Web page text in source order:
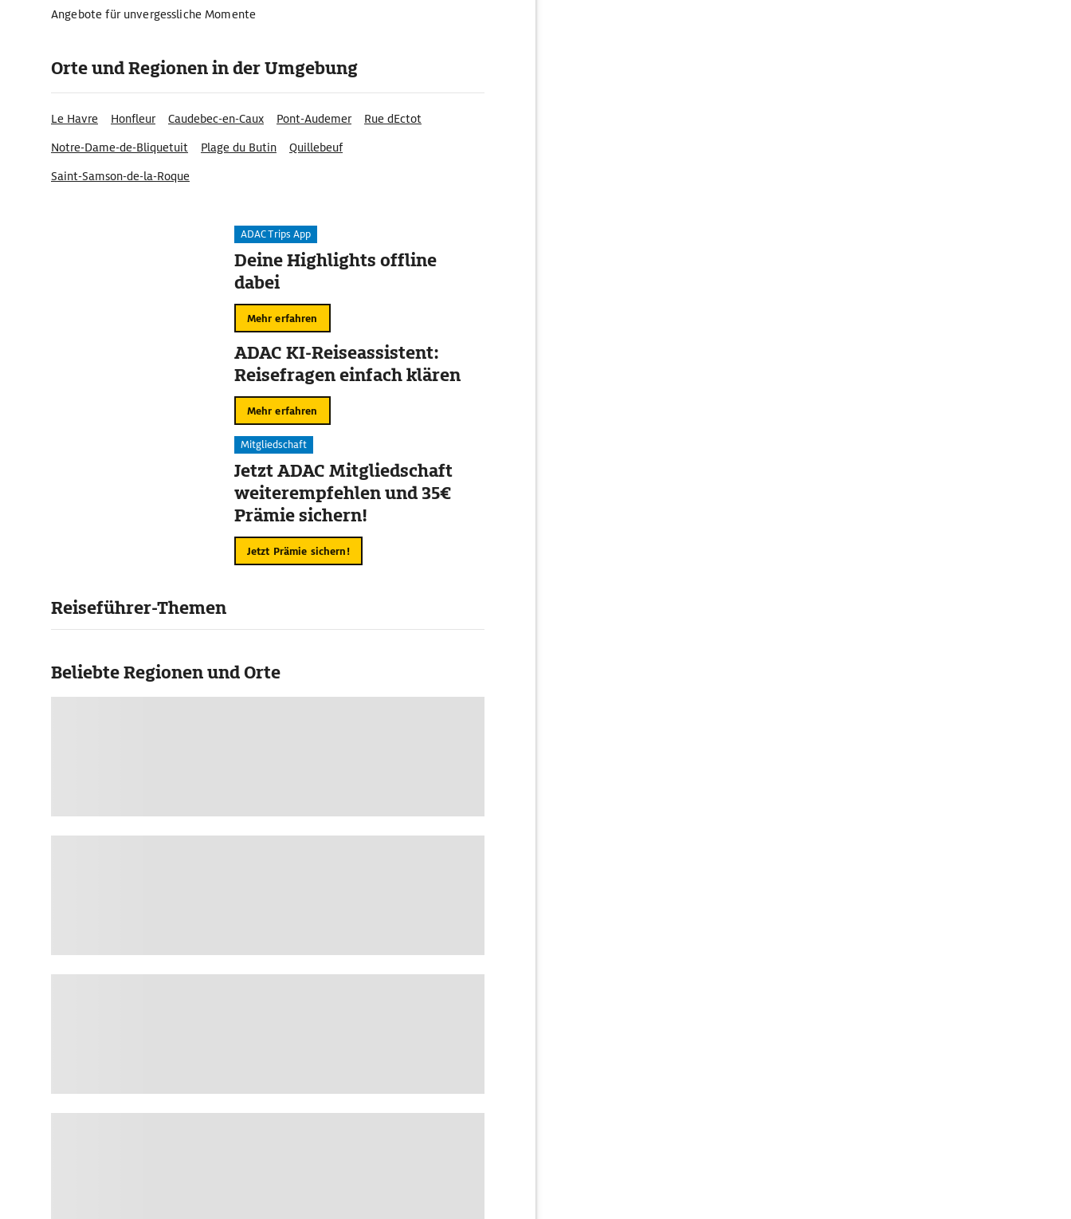
Angebote für unvergessliche Momente
Orte und Regionen in der Umgebung
Le Havre Honfleur Caudebec-en-Caux Pont-Audemer
Rue dEctot
Notre-Dame-de-Bliquetuit
Plage du Butin
Quillebeuf
Saint-Samson-de-la-Roque
ADAC Trips App
Deine Highlights offline
dabei
Mehr erfahren
ADAC KI-Reiseassistent:
Reisefragen einfach klären
Mehr erfahren
Mitgliedschaft
Jetzt ADAC Mitgliedschaft
weiterempfehlen und 35€
Prämie sichern!
Jetzt Prämie sichern!
Reiseführer-Themen
Beliebte Regionen und Orte